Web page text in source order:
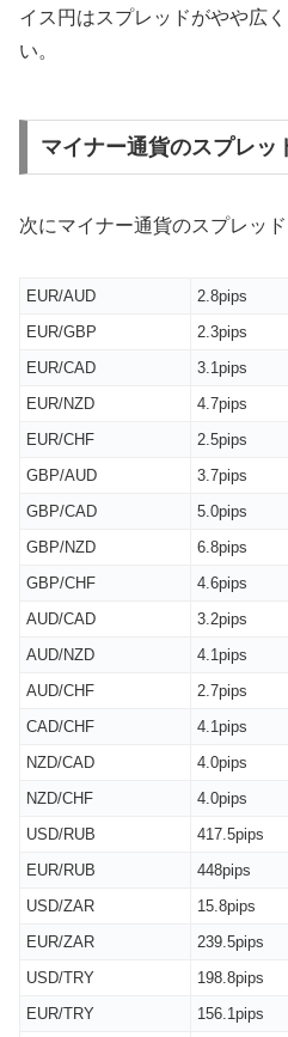
イス円はスプレッドがやや広
い。
マイナー通貨のスプレッ
次にマイナー通貨のスプレッ
EUR/AUD 2.8pips
EUR/GBP
2.3pips
EUR/CAD
3.1pips
EUR/NZD
4.7pips
EUR/CHF
2.5pips
GBP/AUD
3.7pips
GBP/CAD
5.0pips
GBP/NZD
6.8pips
GBP/CHF
4.6pips
AUD/CAD
3.2pips
AUD/NZD
4.1pips
AUD/CHF
2.7pips
CAD/CHF
4.1pips
NZD/CAD
4.0pips
NZD/CHF
4.0pips
USD/RUB
417.5pips
EUR/RUB
448pips
USD/ZAR
15.8pips
EUR/ZAR
239.5pips
USD/TRY
198.8pips
EUR/TRY
156.1pips